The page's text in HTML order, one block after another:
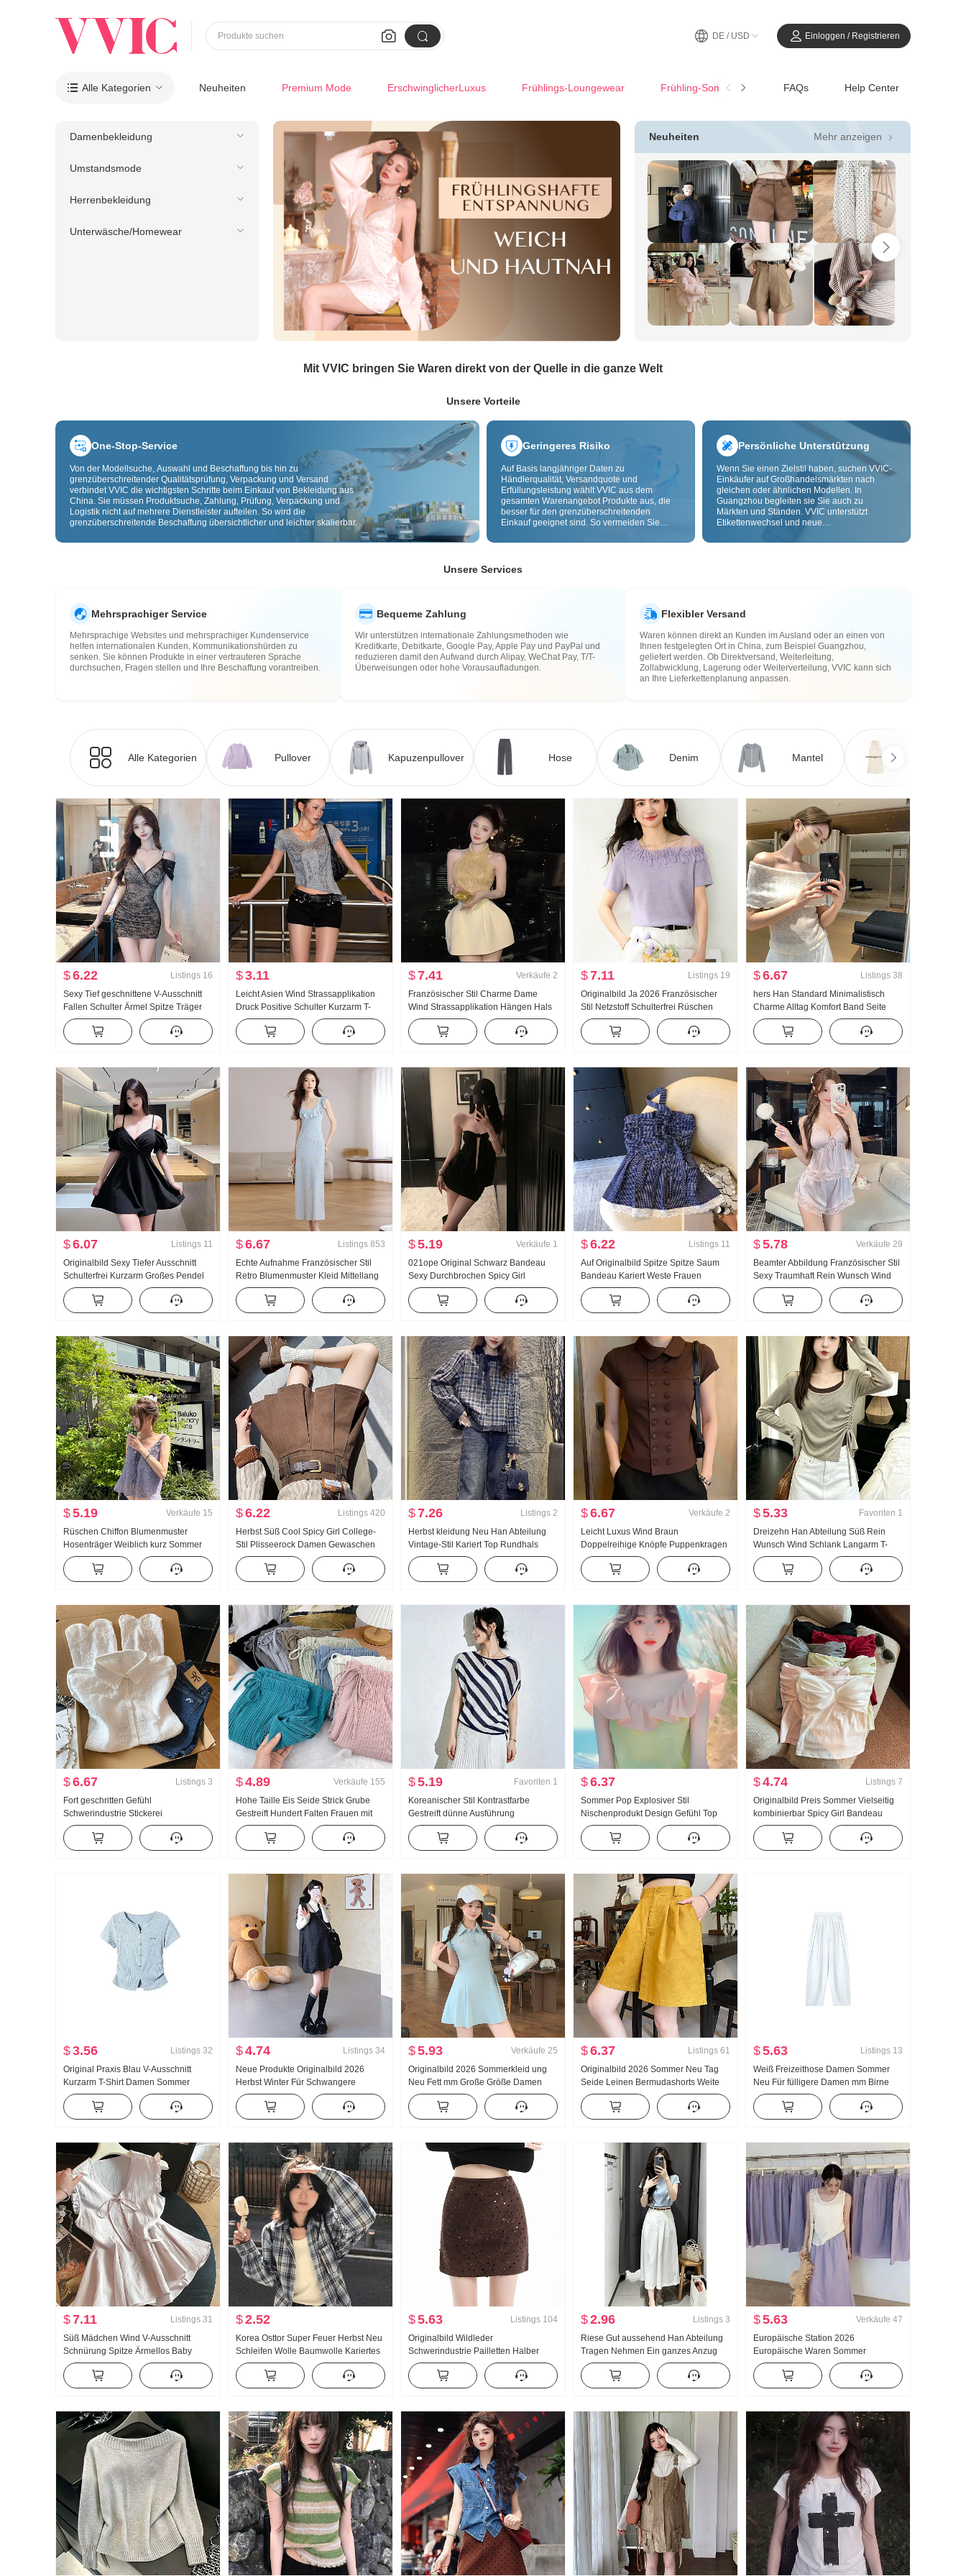
 
Produkte suchen DE / USD Einloggen / Registrieren
 Alle Kategorien Neuheiten Premium Mode ErschwinglicherLuxus Frühlings-Loungewear Frühling-SommerCasual FAQs Help Center
Damenbekleidung
Umstandsmode
Herrenbekleidung
Unterwäsche/Homewear
Neuheiten Mehr anzeigen 
Mit VVIC bringen Sie Waren direkt von der Quelle in die ganze Welt
Unsere Vorteile
One-Stop-Service
Von der Modellsuche, Auswahl und Beschaffung bis hin zu
grenzüberschreitender Qualitätsprüfung, Verpackung und Versand
verbindet VVIC die wichtigsten Schritte beim Einkauf von Bekleidung aus
China. Sie müssen Produktsuche, Zahlung, Prüfung, Verpackung und
Logistik nicht auf mehrere Dienstleister aufteilen. So wird die
grenzüberschreitende Beschaffung übersichtlicher und leichter skalierbar.
Geringeres Risiko
Auf Basis langjähriger Daten zu
Händlerqualität, Versandquote und
Erfüllungsleistung wählt VVIC aus dem
gesamten Warenangebot Produkte aus, die
besser für den grenzüberschreitenden
Einkauf geeignet sind. So vermeiden Sie
riskante Artikel. Cross-Border-
zusätzlich Risiken bei Qualität,
Persönliche Unterstützung
Wenn Sie einen Zielstil haben, suchen VVIC-
Einkäufer auf Großhandelsmärkten nach
gleichen oder ähnlichen Modellen. In
Guangzhou begleiten sie Sie auch zu
Märkten und Ständen. VVIC unterstützt
Etikettenwechsel und neue
Anpassung nach Bild oder Muster, damit Ihre
Unsere Services
Mehrsprachiger Service
Mehrsprachige Websites und mehrsprachiger Kundenservice
helfen internationalen Kunden, Kommunikationshürden zu
senken. Sie können Produkte in einer vertrauteren Sprache
durchsuchen, Fragen stellen und Ihre Beschaffung vorantreiben.
Bequeme Zahlung
Wir unterstützen internationale Zahlungsmethoden wie
Kreditkarte, Debitkarte, Google Pay, Apple Pay und PayPal und
reduzieren damit den Aufwand durch Alipay, WeChat Pay, T/T-
Überweisungen oder hohe Vorausaufladungen.
Flexibler Versand
Waren können direkt an Kunden im Ausland oder an einen von
Ihnen festgelegten Ort in China, zum Beispiel Guangzhou,
geliefert werden. Ob Direktversand, Weiterleitung,
Zollabwicklung, Lagerung oder Weiterverteilung, VVIC kann sich
an Ihre Lieferkettenplanung anpassen.
Alle Kategorien Pullover Kapuzenpullover Hose Denim Mantel
$6.22 Listings 16
Sexy Tief geschnittene V-Ausschnitt
Fallen Schulter Ärmel Spitze Träger
Kleid Schlank Schlank Bleistiftrock
Minirock
$3.11
Leicht Asien Wind Strassapplikation
Druck Positive Schulter Kurzarm T-
Shirt Damen u Kragen Top Neu
Vielseitig kombinierbar Mode Schlank
$7.41 Verkäufe 2
Französischer Stil Charme Dame
Wind Strassapplikation Hängen Hals
Weste Peng Peng Schlank Halber
Rock Zwei Stücke Set weiblich
Sommer Neu Tragen Nehmen
$7.11 Listings 19
Originalbild Ja 2026 Französischer
Stil Netzstoff Schulterfrei Rüschen
Kurzarm Damen Neu Drei
dimensional Blume Alters reduzierung
Top
$6.67 Listings 38
hers Han Standard Minimalistisch
Charme Alltag Komfort Band Seite
Charme Absatz Schulterfrei
Schulterfreies Oberteil Kurzarm
Strickpullover Sommer Damen
$6.07 Listings 11
Originalbild Sexy Tiefer Ausschnitt
Schulterfrei Kurzarm Großes Pendel
Tailliert Kleid
$6.67 Listings 853
Echte Aufnahme Französischer Stil
Retro Blumenmuster Kleid Mittellang
Charme Urlaub Rüschen Rock Kinder
Sommer Neu Maxikleid
$5.19 Verkäufe 1
021ope Original Schwarz Bandeau
Sexy Durchbrochen Spicy Girl
Bleistiftrock Acetat Tag Seide Kurz
Kleid
$6.22 Listings 11
Auf Originalbild Spitze Spitze Saum
Bandeau Kariert Weste Frauen
Sommer Außerhalb zu tragen Spicy
Girl Schärpe Wickel Brust Abdeckung
Bauch
$5.78 Verkäufe 29
Beamter Abbildung Französischer Stil
Sexy Traumhaft Rein Wunsch Wind
Träger Schlafanzug Schnürung
Rückenfrei Dreieck In der Tasse
Kleidung Spitze Spitze Anzug
$5.19 Verkäufe 15
Rüschen Chiffon Blumenmuster
Hosenträger Weiblich kurz Sommer
Locker Schlank Ärmellos Weste Top
Charme
$6.22 Listings 420
Herbst Süß Cool Spicy Girl College-
Stil Plisseerock Damen Gewaschen
Petite Alters reduzierung Vielseitig
kombinierbar Ein Wort Freizeit Halb
Minirock
$7.26 Listings 2
Herbst kleidung Neu Han Abteilung
Vintage-Stil Kariert Top Rundhals
Design Freizeit Mode Hemd
$6.67 Verkäufe 2
Leicht Luxus Wind Braun
Doppelreihige Knöpfe Puppenkragen
Kurzarm Top Damen Vintage-Stil
Schlank Große Größe Super Gut
aussehend Mode Schick
$5.33 Favoriten 1
Dreizehn Han Abteilung Süß Rein
Wunsch Wind Schlank Langarm T-
Shirt Damen Kontrastfarbe Design
Gefühl Falsches Zweiteiler Pumpen
Seil Top
$6.67 Listings 3
Fort geschritten Gefühl
Schwerindustrie Stickerei
Sonnenschutz Hemd Frauen Sommer
dünne Ausführung 2026 Neu Locker
Alters reduzierung Außerhalb
$4.89 Verkäufe 155
Hohe Taille Eis Seide Strick Grube
Gestreift Hundert Falten Frauen mit
weitem Bein Frühling/Sommer Locker
Abseilen Gefühl Bodenlang Gerade
geschnitten Freizeit Hose
$5.19 Favoriten 1
Koreanischer Stil Kontrastfarbe
Gestreift dünne Ausführung
Fledermausärmel Strickpullover
Damen Sommer Große Größe Fett
mm Tailliert Schlank Fort geschritten
$6.37
Sommer Pop Explosiver Stil
Nischenprodukt Design Gefühl Top
Alters reduzierung Gut aussehend
Süß Sanft Wind Kontrastfarbe Klein
Fliegen Ärmel Hemd Frauen
$4.74 Listings 7
Originalbild Preis Sommer Vielseitig
kombinierbar Spicy Girl Bandeau
Träger x264833#
$3.56 Listings 32
Original Praxis Blau V-Ausschnitt
Kurzarm T-Shirt Damen Sommer
Unregelmäßig Schlitz Tailliert Positive
Schulter Kurz Top
$4.74 Listings 34
Neue Produkte Originalbild 2026
Herbst Winter Für Schwangere
Blütenknospen Blumenmuster
Trägerkleid Locker Abdeckung Fleisch
Strick Grundieren Zweiteiliges Set
$5.93 Verkäufe 25
Originalbild 2026 Sommerkleid ung
Neu Fett mm Große Größe Damen
Süß Polo-Kragen Tailliert Schlank
Durchbrochen Kleid
$6.37 Listings 61
Originalbild 2026 Sommer Neu Tag
Seide Leinen Bermudashorts Weite
Hose Ein Wort Shorts dünne
Ausführung Baumwolle und Leinen
Hosen Damen
$5.63 Listings 13
Weiß Freizeithose Damen Sommer
Neu Für fülligere Damen mm Birne
Typ Figur Locker Schlank Breite Beine
Neun Punkte Yamamoto Ballon
Hosen
$7.11 Listings 31
Süß Mädchen Wind V-Ausschnitt
Schnürung Spitze Ärmellos Baby
hemd Damen Sommer Design Gefühl
Locker Ein Wort Lotus blatt Rock
Weste
$2.52
Korea Osttor Super Feuer Herbst Neu
Schleifen Wolle Baumwolle Kariertes
Hemd Jacke dünne Ausführung
Damen oberteile Langarm Hemd
$5.63 Listings 104
Originalbild Wildleder
Schwerindustrie Pailletten Halber
Rock Damen 2026 Herbst Neu Hohe
Taille Schlank Bleistiftrock Ein Wort
Minirock
$2.96 Listings 3
Riese Gut aussehend Han Abteilung
Tragen Nehmen Ein ganzes Anzug
Kleid Kinder Sommer 2026 Neu
Hübsch Schöne Weiß Maxikleid
$5.63 Verkäufe 47
Europäische Station 2026
Europäische Waren Sommer
Elastischer Bund Nach Schlitz Gerade
geschnitten Leinen Material Halber
Rock Über das Knie Maxikleid